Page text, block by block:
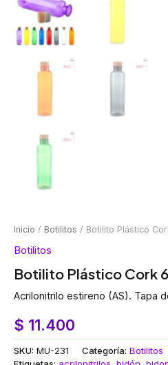
Inicio / Botilitos / Botilito Plástico
Botilitos
Botilito Plástico Cork
Acrilonitrilo estireno (AS). Tapa
$ 11.400
SKU: MU-231 Categoría: Botilitos